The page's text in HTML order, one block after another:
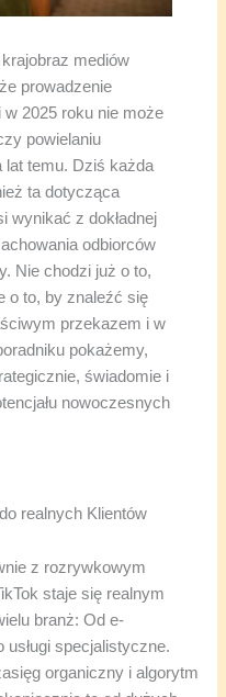
mediów
prowadzenie
2025 roku nie może
powielaniu
lat temu. Dziś każda
ta dotycząca
wynikać z dokładnej
odbiorców
Nie chodzi już o to,
o to, by znaleźć się
przekazem i w
pokażemy,
świadomie i
nowoczesnych
realnych Klientów
z rozrywkowym
staje się realnym
branż: Od e-
specjalistyczne.
organiczny i algorytm